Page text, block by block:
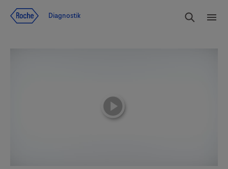
Diagnostik
playicon